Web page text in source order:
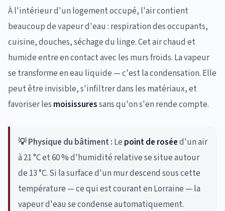
À l'intérieur d'un logement occupé, l'air contient
beaucoup de vapeur d'eau : respiration des occupants,
cuisine, douches, séchage du linge. Cet air chaud et
humide entre en contact avec les murs froids. La vapeur
se transforme en eau liquide — c'est la condensation. Elle
peut être invisible, s'infiltrer dans les matériaux, et
favoriser les moisissuressans qu'on s'en rende compte.
💡 Physique du bâtiment : Le point de roséed'un air
à 21 °C et 60 % d'humidité relative se situe autour
de 13 °C. Si la surface d'un mur descend sous cette
température — ce qui est courant en Lorraine — la
vapeur d'eau se condense automatiquement.